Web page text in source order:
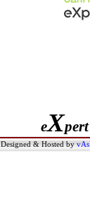
Designed & Hosted by vAs
eXpert